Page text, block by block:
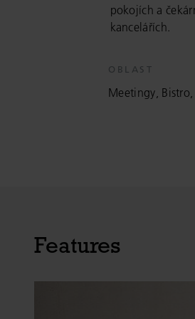
pokojích a
kancelářích.
OBLAST
Meetingy,
Features